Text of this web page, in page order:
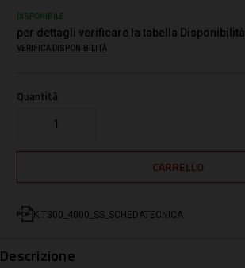
DISPONIBILE
per dettagli verificare la tabella Disponibilità
VERIFICA DISPONIBILITÀ
Quantità
KIT300_4000_SS_SCHEDATECNICA
Descrizione